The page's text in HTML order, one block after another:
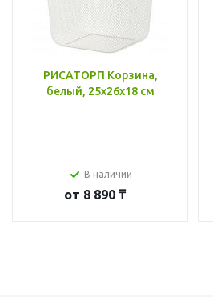
РИСАТОРП Корзина,
белый, 25x26x18 см
В наличии
от 8 890 ₸